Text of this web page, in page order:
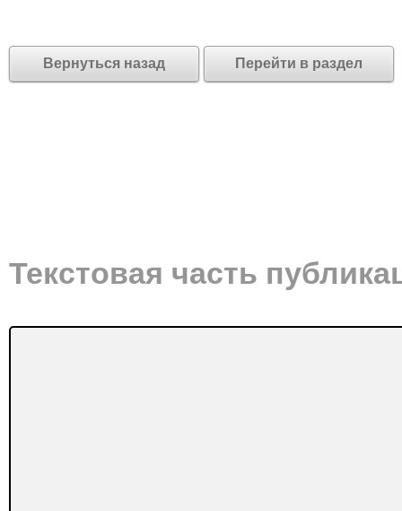
Вернуться назад Перейти в раздел
Текстовая часть